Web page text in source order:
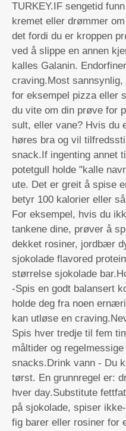
TURKEY.IF sengetid
kremet eller drømmer
det fordi du er kroppen
ved å slippe en annen
kalles Galanin.
craving.Most
for eksempel pizza eller
du vite om din prøve for
sult, eller vane? Hvis du
høres bra og vil
snack.If ingenting annet
potetgull holde "kalle
ute. Det er greit å spise
betyr 100 kalorier eller
For eksempel, hvis du
tankene dine, prøver å
dekket rosiner, jordbær
sjokolade flavored
størrelse sjokolade
-Spis en godt balansert
holde deg fra noen
kan utløse en
Spis hver tredje til fem
måltider og
snacks.Drink vann - Du
tørst. En grunnregel er:
hver day.Substitute
på sjokolade, spiser
fig barer eller rosiner for